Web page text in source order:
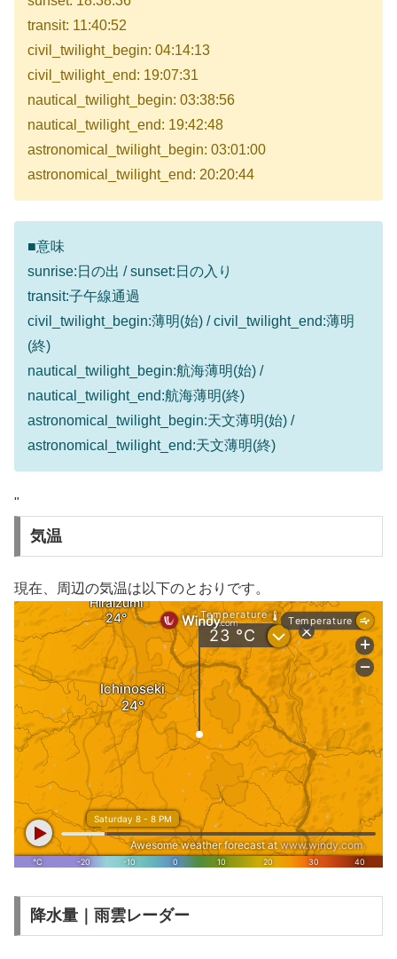
transit: 11:40:52
civil_twilight_begin: 04:14:13
civil_twilight_end: 19:07:31
nautical_twilight_begin: 03:38:56
nautical_twilight_end: 19:42:48
astronomical_twilight_begin: 03:01:00
astronomical_twilight_end: 20:20:44
■意味
sunrise:日の出 / sunset:日の入り
transit:子午線通過
civil_twilight_begin:薄明(始) / civil_twilight_end:薄明
(終)
nautical_twilight_begin:航海薄明(始) /
nautical_twilight_end:航海薄明(終)
astronomical_twilight_begin:天文薄明(始) /
astronomical_twilight_end:天文薄明(終)
"
気温
現在、周辺の気温は以下のとおりです。
降水量｜雨雲レーダー